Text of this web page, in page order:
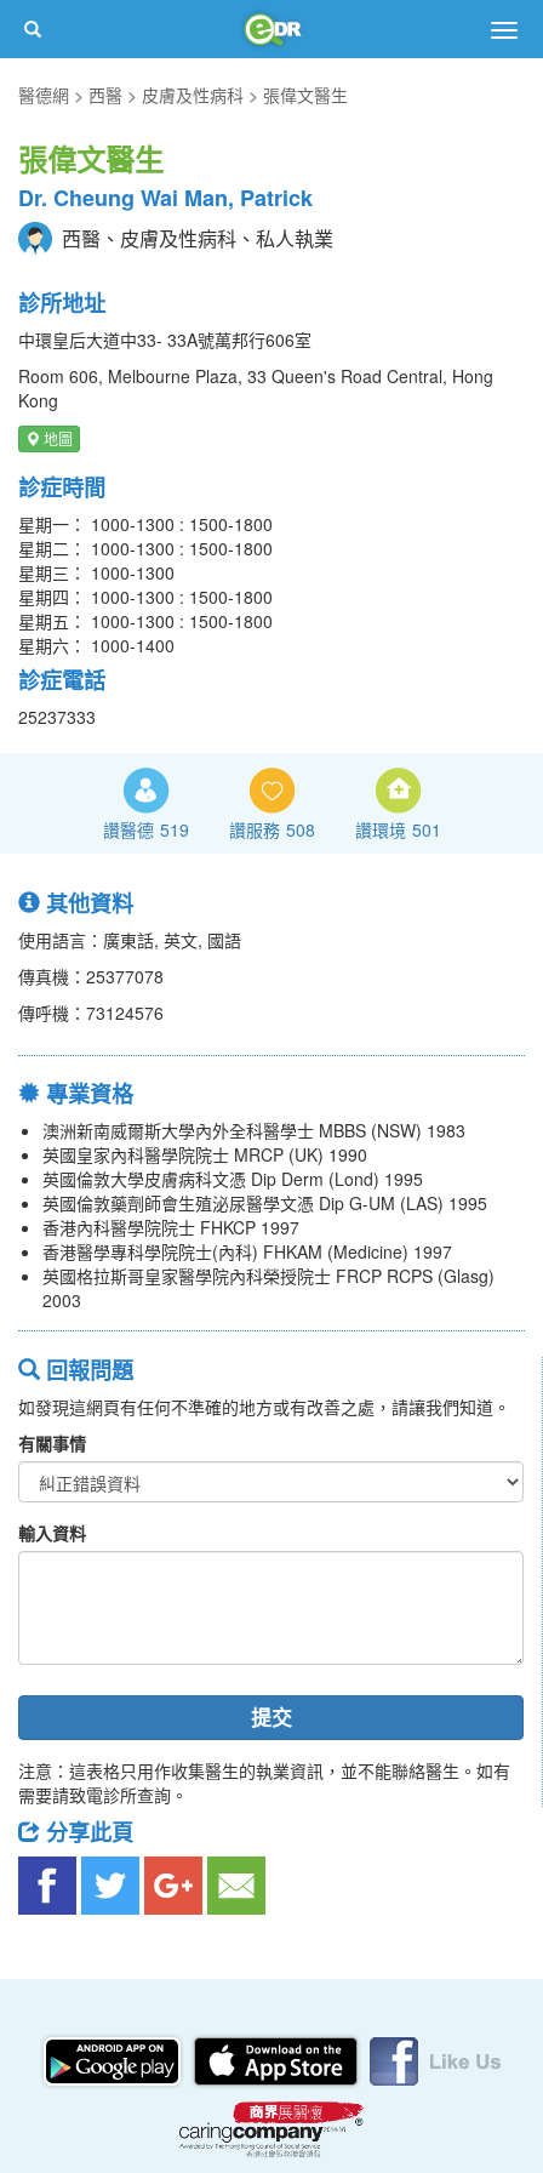
醫德網
西醫 皮膚及性病科 張偉文醫生
張偉文醫生
Dr. Cheung Wai Man, Patrick
西醫、皮膚及性病科、私人執業
診所地址
中環皇后大道中33- 33A號萬邦行606室
Room 606, Melbourne Plaza, 33 Queen's Road Central, Hong
Kong
地圖
診症時間
星期一： 1000-1300 : 1500-1800
星期二： 1000-1300 : 1500-1800
星期三： 1000-1300
星期四： 1000-1300 : 1500-1800
星期五： 1000-1300 : 1500-1800
星期六： 1000-1400
診症電話
25237333
讚醫德 519 讚服務 508 讚環境 501
其他資料
使用語言：廣東話, 英文, 國語
傳真機：25377078
傳呼機：73124576
專業資格
澳洲新南威爾斯大學內外全科醫學士 MBBS (NSW) 1983
英國皇家內科醫學院院士 MRCP (UK) 1990
英國倫敦大學皮膚病科文憑 Dip Derm (Lond) 1995
英國倫敦藥劑師會生殖泌尿醫學文憑 Dip G-UM (LAS) 1995
香港內科醫學院院士 FHKCP 1997
香港醫學專科學院院士(內科) FHKAM (Medicine) 1997
英國格拉斯哥皇家醫學院內科榮授院士 FRCP RCPS (Glasg)
2003
回報問題
如發現這網頁有任何不準確的地方或有改善之處，請讓我們知道。
有關事情
輸入資料
提交
注意：這表格只用作收集醫生的執業資訊，並不能聯絡醫生。如有
需要請致電診所查詢。
分享此頁